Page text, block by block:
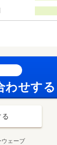
わせする
ェーブ